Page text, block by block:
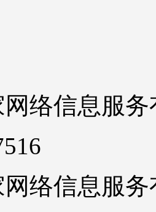
络信息服
络信息服